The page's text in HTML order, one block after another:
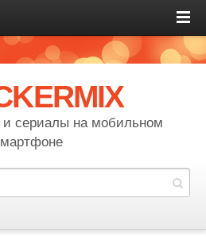
сериалы на мобильном